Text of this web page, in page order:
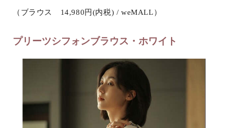
（ブラウス 14,980円(内税) / weMALL）
プリーツシフォンブラウス・ホワイト